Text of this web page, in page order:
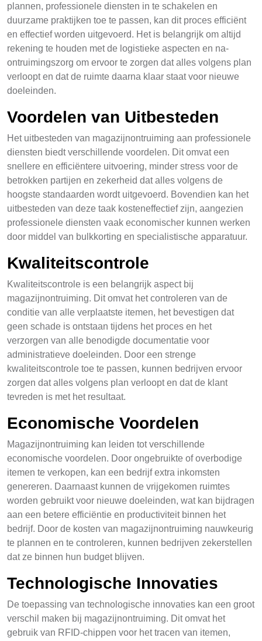
plannen, professionele diensten in te schakelen en
duurzame praktijken toe te passen, kan dit proces efficiënt
en effectief worden uitgevoerd. Het is belangrijk om altijd
rekening te houden met de logistieke aspecten en na-
ontruimingszorg om ervoor te zorgen dat alles volgens plan
verloopt en dat de ruimte daarna klaar staat voor nieuwe
doeleinden.
Voordelen van Uitbesteden
Het uitbesteden van magazijnontruiming aan professionele
diensten biedt verschillende voordelen. Dit omvat een
snellere en efficiëntere uitvoering, minder stress voor de
betrokken partijen en zekerheid dat alles volgens de
hoogste standaarden wordt uitgevoerd. Bovendien kan het
uitbesteden van deze taak kosteneffectief zijn, aangezien
professionele diensten vaak economischer kunnen werken
door middel van bulkkorting en specialistische apparatuur.
Kwaliteitscontrole
Kwaliteitscontrole is een belangrijk aspect bij
magazijnontruiming. Dit omvat het controleren van de
conditie van alle verplaatste itemen, het bevestigen dat
geen schade is ontstaan tijdens het proces en het
verzorgen van alle benodigde documentatie voor
administratieve doeleinden. Door een strenge
kwaliteitscontrole toe te passen, kunnen bedrijven ervoor
zorgen dat alles volgens plan verloopt en dat de klant
tevreden is met het resultaat.
Economische Voordelen
Magazijnontruiming kan leiden tot verschillende
economische voordelen. Door ongebruikte of overbodige
itemen te verkopen, kan een bedrijf extra inkomsten
genereren. Daarnaast kunnen de vrijgekomen ruimtes
worden gebruikt voor nieuwe doeleinden, wat kan bijdragen
aan een betere efficiëntie en productiviteit binnen het
bedrijf. Door de kosten van magazijnontruiming nauwkeurig
te plannen en te controleren, kunnen bedrijven zekerstellen
dat ze binnen hun budget blijven.
Technologische Innovaties
De toepassing van technologische innovaties kan een groot
verschil maken bij magazijnontruiming. Dit omvat het
gebruik van RFID-chippen voor het tracen van itemen,